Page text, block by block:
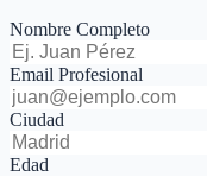
Nombre Completo
Email Profesional
Ciudad
Edad